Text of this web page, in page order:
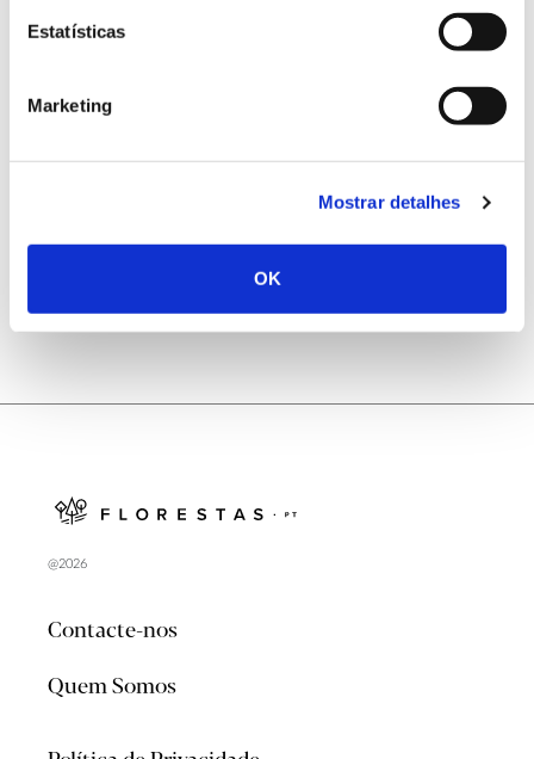
Estatísticas
Marketing
Mostrar detalhes
OK
@2026
Contacte-nos
Quem Somos